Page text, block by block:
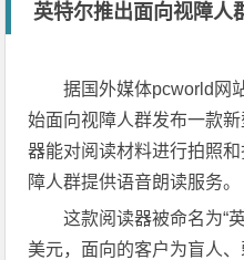
英特尔推出面向视障人
据国外媒体pcworld网
始面向视障人群发布一款
器能对阅读材料进行拍照
障人群提供语音朗读服务。
这款阅读器被命名为“
美元，面向的客户为盲人